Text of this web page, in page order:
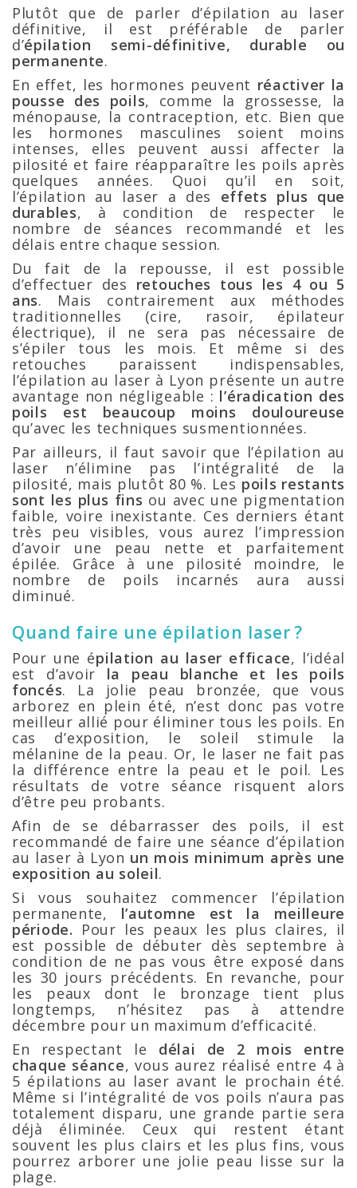
Plutôt que de parler d’épilation au laser
définitive, il est préférable de parler
d’épilation semi-définitive, durable ou
permanente.
En effet, les hormones peuvent réactiver la
pousse des poils, comme la grossesse, la
ménopause, la contraception, etc. Bien que
les hormones masculines soient moins
intenses, elles peuvent aussi affecter la
pilosité et faire réapparaître les poils après
quelques années. Quoi qu’il en soit,
l’épilation au laser a des effets plus que
durables, à condition de respecter le
nombre de séances recommandé et les
délais entre chaque session.
Du fait de la repousse, il est possible
d’effectuer des retouches tous les 4 ou 5
ans. Mais contrairement aux méthodes
traditionnelles (cire, rasoir, épilateur
électrique), il ne sera pas nécessaire de
s’épiler tous les mois. Et même si des
retouches paraissent indispensables,
l’épilation au laser à Lyon présente un autre
avantage non négligeable : l’éradication des
poils est beaucoup moins douloureuse
qu’avec les techniques susmentionnées.
Par ailleurs, il faut savoir que l’épilation au
laser n’élimine pas l’intégralité de la
pilosité, mais plutôt 80 %. Les poils restants
sont les plus fins ou avec une pigmentation
faible, voire inexistante. Ces derniers étant
très peu visibles, vous aurez l’impression
d’avoir une peau nette et parfaitement
épilée. Grâce à une pilosité moindre, le
nombre de poils incarnés aura aussi
diminué.
Quand faire une épilation laser ?
Pour une épilation au laser efficace, l’idéal
est d’avoir la peau blanche et les poils
foncés. La jolie peau bronzée, que vous
arborez en plein été, n’est donc pas votre
meilleur allié pour éliminer tous les poils. En
cas d’exposition, le soleil stimule la
mélanine de la peau. Or, le laser ne fait pas
la différence entre la peau et le poil. Les
résultats de votre séance risquent alors
d’être peu probants.
Afin de se débarrasser des poils, il est
recommandé de faire une séance d’épilation
au laser à Lyon un mois minimum après une
exposition au soleil.
Si vous souhaitez commencer l’épilation
permanente, l’automne est la meilleure
période. Pour les peaux les plus claires, il
est possible de débuter dès septembre à
condition de ne pas vous être exposé dans
les 30 jours précédents. En revanche, pour
les peaux dont le bronzage tient plus
longtemps, n’hésitez pas à attendre
décembre pour un maximum d’efficacité.
En respectant le délai de 2 mois entre
chaque séance, vous aurez réalisé entre 4 à
5 épilations au laser avant le prochain été.
Même si l’intégralité de vos poils n’aura pas
totalement disparu, une grande partie sera
déjà éliminée. Ceux qui restent étant
souvent les plus clairs et les plus fins, vous
pourrez arborer une jolie peau lisse sur la
plage.